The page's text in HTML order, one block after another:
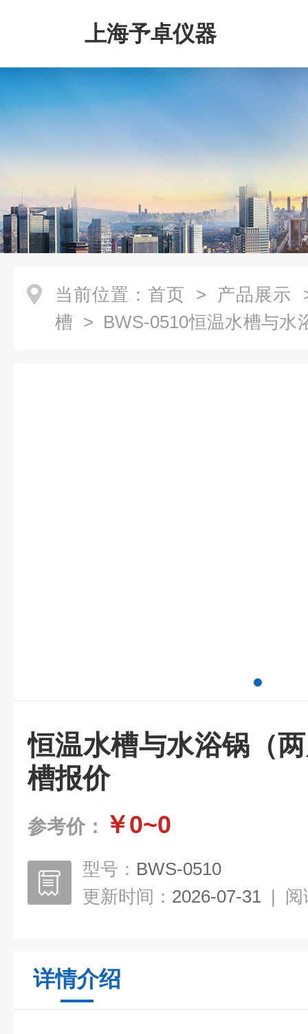
上海予卓仪器
当前位置： 首页 > 产品展示
槽 > BWS-0510恒温水槽与水
恒温水槽与水浴锅（
槽报价
参考价： ￥0~0
型号： BWS-0510
更新时间： 2026-07-31 | 阅
详情介绍